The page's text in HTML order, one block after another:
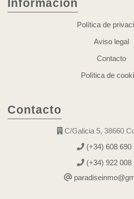
Información
Política de
Aviso legal
Contacto
Política de
Contacto
C/Galicia 5, 38660
(+34) 608 690
(+34) 922 008